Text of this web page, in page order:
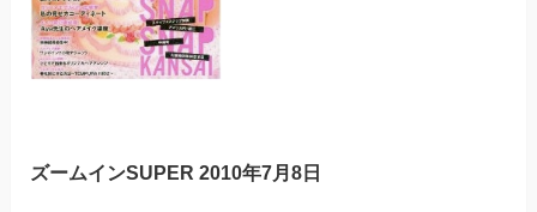
ズームインSUPER 2010年7月8日